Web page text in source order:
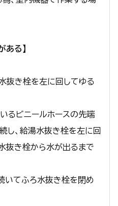
ある】
抜き栓を左に回してゆる
るビニールホースの先端
し、給湯水抜き栓を左に回
抜き栓から水が出るまで
いてふろ水抜き栓を閉め